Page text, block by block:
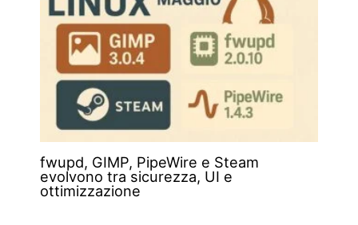
fwupd, GIMP, PipeWire e Steam
evolvono tra sicurezza, UI e
ottimizzazione